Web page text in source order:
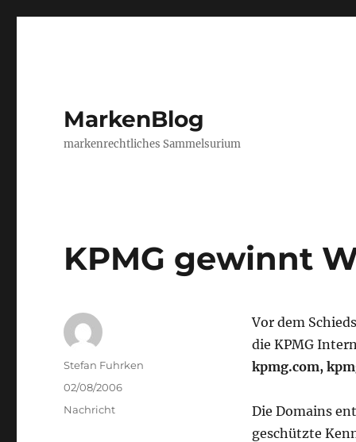
MarkenBlog
markenrechtliches Sammelsurium
KPMG gewinnt
Vor dem
die KPMG
kpmg.com,
Die Domains
geschützte
Author
Stefan Fuhrken
Posted
02/08/2006
Categories
Nachricht